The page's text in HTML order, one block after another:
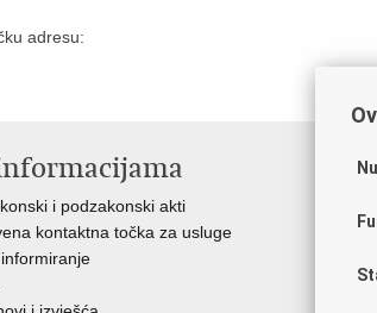
adresu:
i podzakonski akti
kontaktna točka za usluge